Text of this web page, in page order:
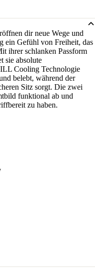
dir neue Wege und
ein Gefühl von Freiheit, das
ihrer schlanken Passform
sie absolute
Cooling Technologie
belebt, während der
Sitz sorgt. Die zwei
funktional ab und
zu haben.